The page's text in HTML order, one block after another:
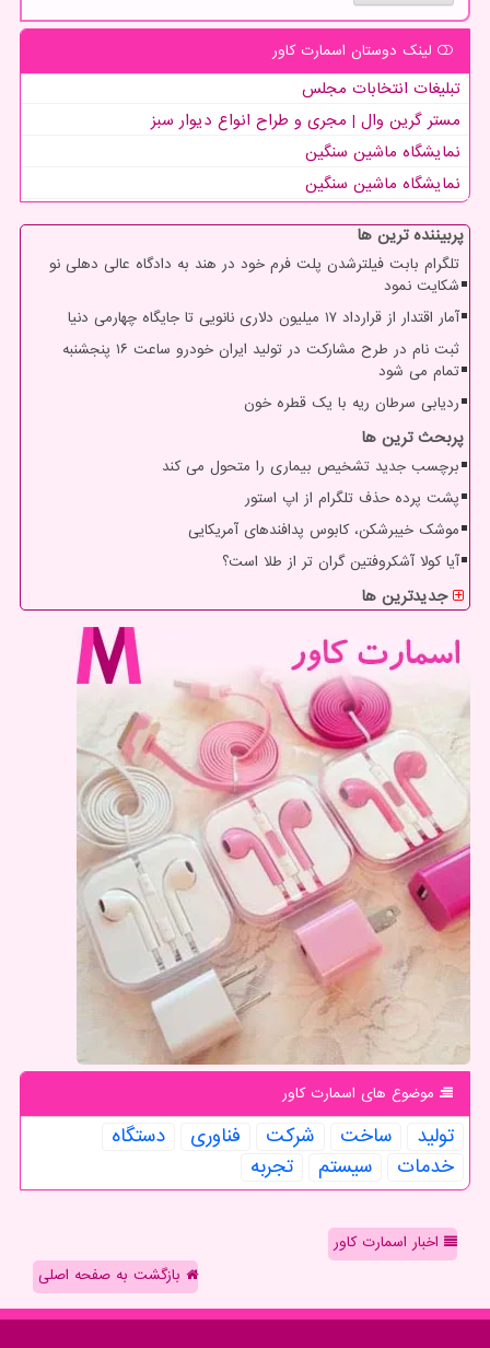
لینک دوستان اسمارت كاور
تبلیغات انتخابات مجلس
مستر گرین وال | مجری و طراح انواع دیوار سبز
نمایشگاه ماشین سنگین
نمایشگاه ماشین سنگین
پربیننده ترین ها
تلگرام بابت فیلترشدن پلت فرم خود در هند به دادگاه عالی دهلی نو
شکایت نمود
آمار اقتدار از قرارداد ۱۷ میلیون دلاری نانویی تا جایگاه چهارمی دنیا
ثبت نام در طرح مشارکت در تولید ایران خودرو ساعت ۱۶ پنجشنبه
تمام می شود
ردیابی سرطان ریه با یک قطره خون
پربحث ترین ها
برچسب جدید تشخیص بیماری را متحول می کند
پشت پرده حذف تلگرام از اپ استور
موشک خیبرشکن، کابوس پدافندهای آمریکایی
آیا کولا آشکروفتین گران تر از طلا است؟
جدیدترین ها
موضوع های اسمارت كاور
تولید ساخت شركت فناوری
دستگاه
خدمات
سیستم تجربه
اخبار اسمارت کاور
بازگشت به صفحه اصلی